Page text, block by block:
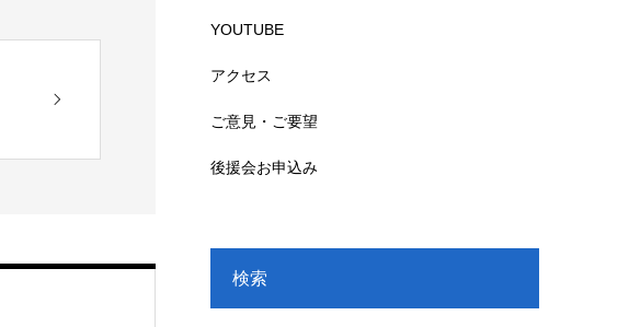
YOUTUBE
アクセス
ご意見・ご要望
後援会お申込み
検索